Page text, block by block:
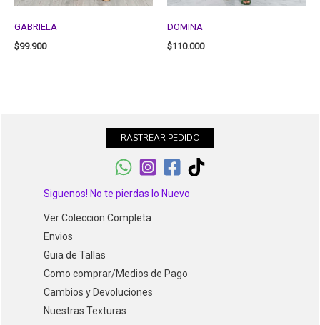
GABRIELA
$99.900
DOMINA
$110.000
RASTREAR PEDIDO
Siguenos! No te pierdas lo Nuevo
Ver Coleccion Completa
Envios
Guia de Tallas
Como comprar/Medios de Pago
Cambios y Devoluciones
Nuestras Texturas